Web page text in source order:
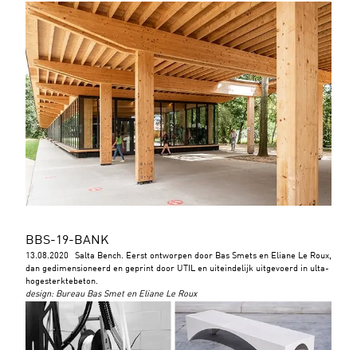
BBS-19-BANK
13.08.2020
Salta Bench. Eerst ontworpen door Bas Smets en Eliane Le Roux,
dan gedimensioneerd en geprint door UTIL en uiteindelijk uitgevoerd in ulta-
hogesterktebeton.
design: Bureau Bas Smet en Eliane Le Roux